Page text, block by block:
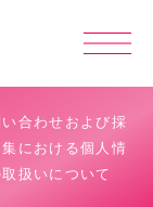
い合わせおよび採
集における個人情
扱いについて